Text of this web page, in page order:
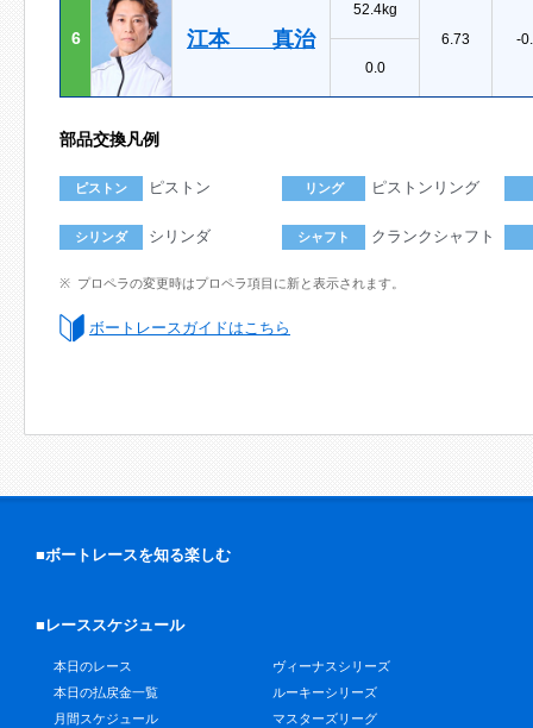
6 江本 真治
52.4kg
6.73
-
0.0
部品交換凡例
ピストン ピストン リング ピストンリング
シリンダ シリンダ シャフト クランクシャフト
プロペラの変更時はプロペラ項目に新と表示されます。
ボートレースガイドはこちら
■ボートレースを知る楽しむ
■レーススケジュール
本日のレース
本日の払戻金一覧
月間スケジュール
ヴィーナスシリーズ
ルーキーシリーズ
マスターズリーグ